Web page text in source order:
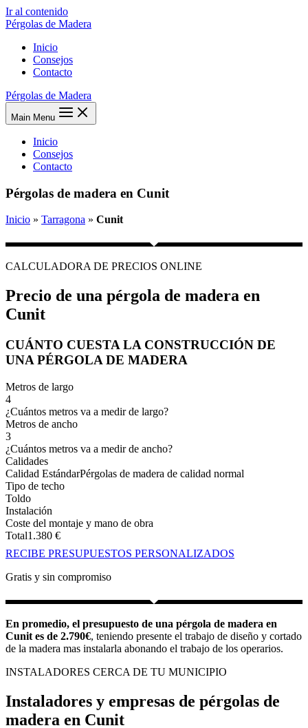
Ir al contenido
Pérgolas de Madera
Inicio
Consejos
Contacto
Pérgolas de Madera
Main Menu
Inicio
Consejos
Contacto
Pérgolas de madera en Cunit
Inicio » Tarragona » Cunit
CALCULADORA DE PRECIOS ONLINE
Precio de una pérgola de madera en
Cunit
CUÁNTO CUESTA LA CONSTRUCCIÓN DE
UNA PÉRGOLA DE MADERA
Metros de largo
4
¿Cuántos metros va a medir de largo?
Metros de ancho
3
¿Cuántos metros va a medir de ancho?
Calidades
Calidad EstándarPérgolas de madera de calidad normal
Tipo de techo
Toldo
Instalación
Coste del montaje y mano de obra
Total1.380 €
RECIBE PRESUPUESTOS PERSONALIZADOS
Gratis y sin compromiso
En promedio, el presupuesto de una pérgola de madera en
Cunit es de 2.790€, teniendo presente el trabajo de diseño y cortado
de la madera mas instalarla abonando el trabajo de los operarios.
INSTALADORES CERCA DE TU MUNICIPIO
Instaladores y empresas de pérgolas de
madera en Cunit